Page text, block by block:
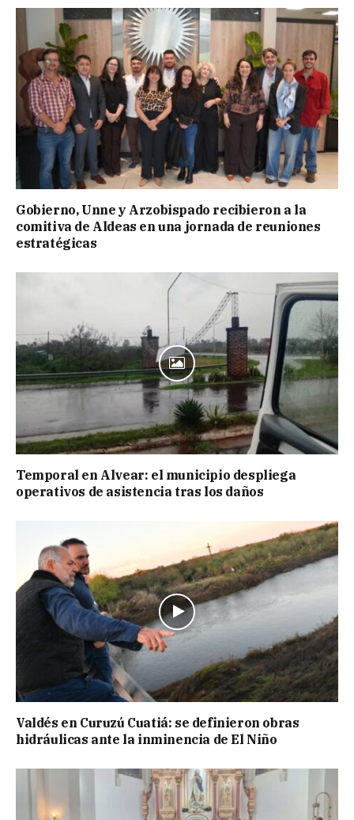
Gobierno, Unne y Arzobispado recibieron a la
comitiva de Aldeas en una jornada de reuniones
estratégicas
Temporal en Alvear: el municipio despliega
operativos de asistencia tras los daños
Valdés en Curuzú Cuatiá: se definieron obras
hidráulicas ante la inminencia de El Niño